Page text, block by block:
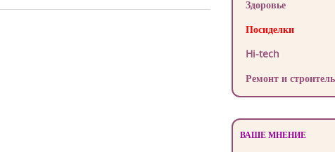
Здоровье
Посиделки
Hi-tech
Ремонт и
ВАШЕ МНЕНИЕ